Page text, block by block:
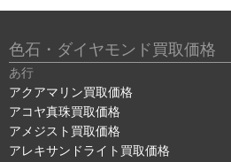
色石・ダイヤモンド買取価格
あ行
アクアマリン買取価格
アコヤ真珠買取価格
アメジスト買取価格
アレキサンドライト買取価格